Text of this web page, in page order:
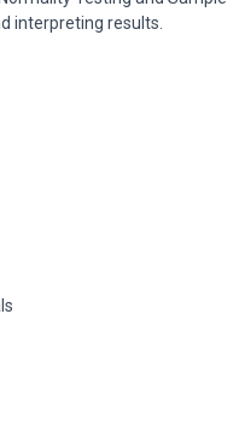
interpreting results.